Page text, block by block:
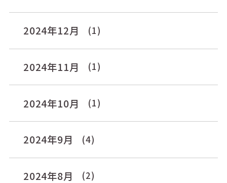
2024年12月 (1)
2024年11月 (1)
2024年10月 (1)
2024年9月 (4)
2024年8月 (2)